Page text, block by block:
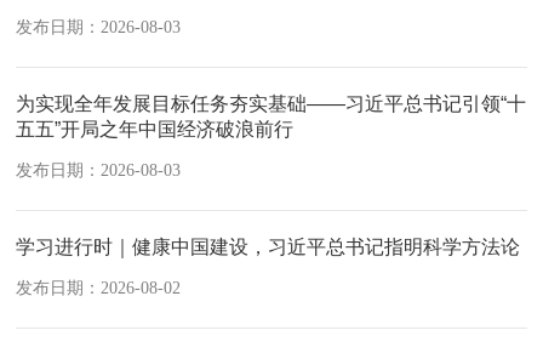
发布日期：2026-08-03
为实现全年发展目标任务夯实基础——习近平总书记引领“十
五五”开局之年中国经济破浪前行
发布日期：2026-08-03
学习进行时｜健康中国建设，习近平总书记指明科学方法论
发布日期：2026-08-02